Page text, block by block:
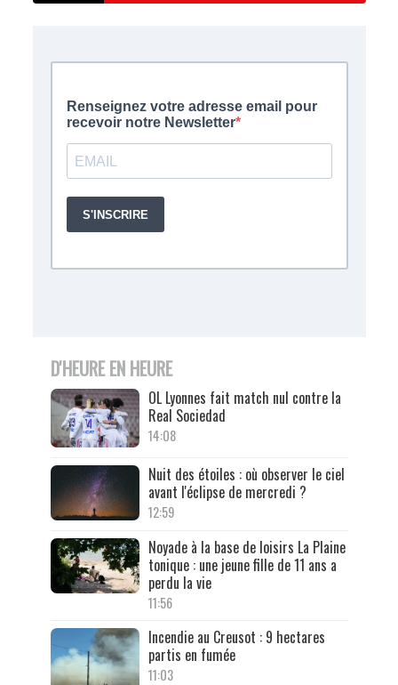
D'HEURE EN HEURE
OL Lyonnes fait match nul contre la
Real Sociedad
14:08
Nuit des étoiles : où observer le ciel
avant l'éclipse de mercredi ?
12:59
Noyade à la base de loisirs La Plaine
tonique : une jeune fille de 11 ans a
perdu la vie
11:56
Incendie au Creusot : 9 hectares
partis en fumée
11:03